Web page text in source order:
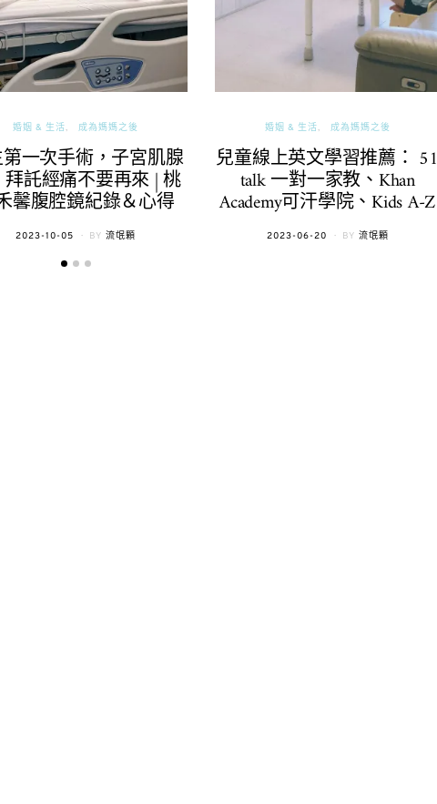
婚姻 & 生活 成為媽媽之後
一次手術，子宮肌腺
託經痛不要再來 | 桃
馨腹腔鏡紀錄＆心得
POSTED
2023-10-05 BY 流氓顆
婚姻 & 生活 成為媽媽之後
兒童線上英文學習推薦： 51
talk 一對一家教、Khan
Academy可汗學院、Kids A-Z
POSTED
2023-06-20 BY 流氓顆